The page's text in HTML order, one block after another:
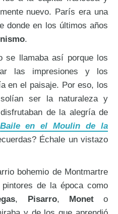
nuevo. París era una
donde en los últimos años
.
se llamaba así porque los
las impresiones y los
en el paisaje. Por eso, los
ser la naturaleza y
de la alegría de
Baile en el Moulin de la
Échale un vistazo
bohemio de Montmartre
de la época como
, Pisarro, Moneto